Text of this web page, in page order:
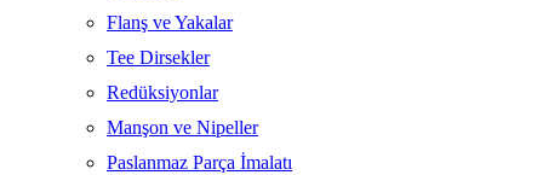
Flanş ve Yakalar
Tee Dirsekler
Redüksiyonlar
Manşon ve Nipeller
Paslanmaz Parça İmalatı